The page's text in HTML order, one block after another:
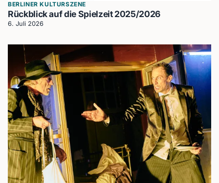
BERLINER KULTURSZENE
Rückblick auf die Spielzeit 2025/2026
6. Juli 2026